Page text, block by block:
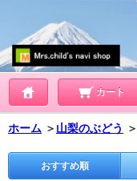
カート
ホーム ＞ 山梨のぶどう ＞
おすすめ順